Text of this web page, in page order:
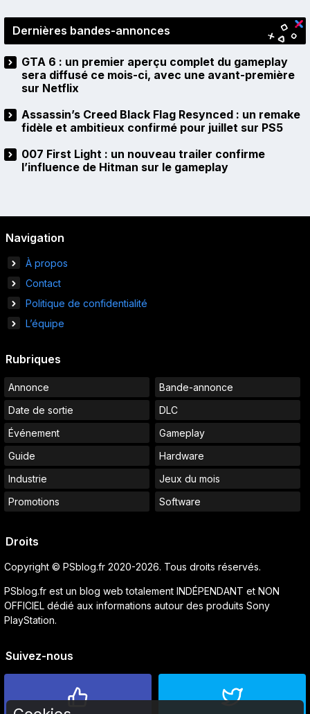
Dernières bandes-annonces
GTA 6 : un premier aperçu complet du gameplay
sera diffusé ce mois-ci, avec une avant-première
sur Netflix
Assassin’s Creed Black Flag Resynced : un remake
fidèle et ambitieux confirmé pour juillet sur PS5
007 First Light : un nouveau trailer confirme
l’influence de Hitman sur le gameplay
Navigation
À propos
Contact
Politique de confidentialité
L’équipe
Rubriques
Annonce
Bande-annonce
Date de sortie
DLC
Événement
Gameplay
Guide
Hardware
Industrie
Jeux du mois
Promotions
Software
Droits
Copyright © PSblog.fr 2020-2026. Tous droits réservés.
PSblog.fr est un blog web totalement INDÉPENDANT et NON
OFFICIEL dédié aux informations autour des produits Sony
PlayStation.
Suivez-nous